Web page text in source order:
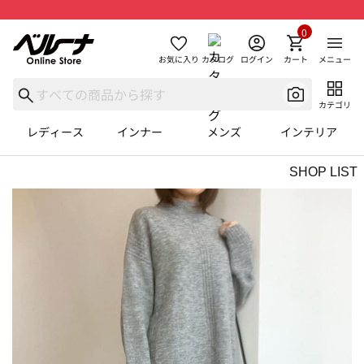
お気に入り カタログ ログイン カート
0
メニュー
カテゴリ
レディース インナー メンズ インテリア
SHOP LIST